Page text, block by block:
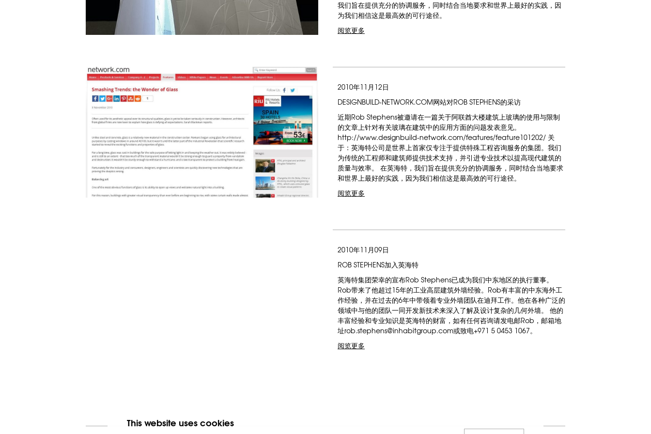
我们旨在提供充分的协调服务，同时结合当地要求和世界上最好的实践，因
为我们相信这是最高效的可行途径。
阅览更多
2010年11月12日
DESIGNBUILD-NETWORK.COM网站对ROB STEPHENS的采访
近期Rob Stephens被邀请在一篇关于阿联酋大楼建筑上玻璃的使用与限制
的文章上针对有关玻璃在建筑中的应用方面的问题发表意见。
http://www.designbuild-network.com/features/feature101202/ 关
于：英海特公司是世界上首家仅专注于提供特殊工程咨询服务的集团。我们
为传统的工程师和建筑师提供技术支持，并引进专业技术以提高现代建筑的
质量与效率。 在英海特，我们旨在提供充分的协调服务，同时结合当地要求
和世界上最好的实践，因为我们相信这是最高效的可行途径。
阅览更多
2010年11月09日
ROB STEPHENS加入英海特
英海特集团荣幸的宣布Rob Stephens已成为我们中东地区的执行董事。
Rob带来了他超过15年的工业高层建筑外墙经验。Rob有丰富的中东海外工
作经验，并在过去的6年中带领着专业外墙团队在迪拜工作。他在各种广泛的
领域中与他的团队一同开发新技术来深入了解及设计复杂的几何外墙。 他的
丰富经验和专业知识是英海特的财富，如有任何咨询请发电邮Rob，邮箱地
址rob.stephens@inhabitgroup.com或致电+971 5 0453 1067。
阅览更多
This website uses cookies